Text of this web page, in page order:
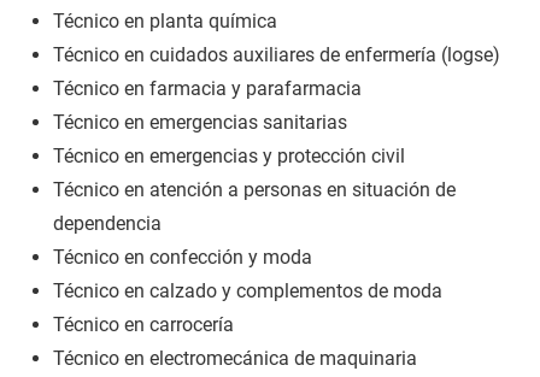
Técnico en planta química
Técnico en cuidados auxiliares de enfermería (logse)
Técnico en farmacia y parafarmacia
Técnico en emergencias sanitarias
Técnico en emergencias y protección civil
Técnico en atención a personas en situación de
dependencia
Técnico en confección y moda
Técnico en calzado y complementos de moda
Técnico en carrocería
Técnico en electromecánica de maquinaria